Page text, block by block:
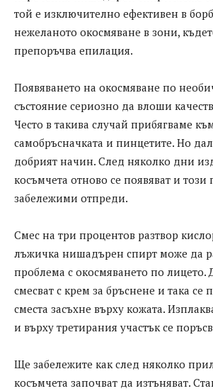
той е изключително ефективен в
нежеланото окосмяване в зони,
препоръчва епилация.
Появяването на окосмяване по
състояние сериозно да влоши
Често в такива случай прибягваме
самобръсначката и пинцетите. Но
добрият начин. След няколко дни
косъмчета отново се появяват и този
забележими отпреди.
Смес на три процентов разтвор
лъжичка нишадърен спирт може да
проблема с окосмяването по лицето.
смесват с крем за бръснене и така се
сместа засъхне върху кожата.
и върху третирания участък се
Ще забележите как след няколко
косъмчета започват да изтъняват.